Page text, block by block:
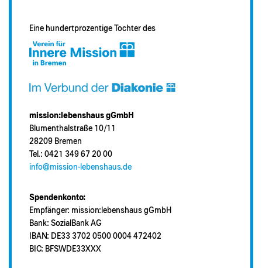
Eine hundertprozentige Tochter des
mission:lebenshaus gGmbH
Blumenthalstraße 10/11
28209 Bremen
Tel.: 0421 349 67 20 00
info@mission-lebenshaus.de
Spendenkonto:
Empfänger: mission:lebenshaus gGmbH
Bank: SozialBank AG
IBAN: DE33 3702 0500 0004 472402
BIC: BFSWDE33XXX